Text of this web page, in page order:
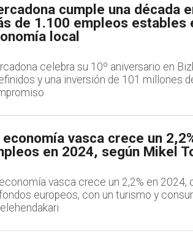
cumple una década
de 1.100 empleos estables
local
celebra su 10º aniversario en
y una inversión de 101 millones
economía vasca crece un
en 2024, según Mikel
vasca crece un 2,2% en 2024,
europeos, con un turismo y